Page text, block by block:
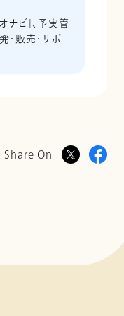
ナビ」、予実管
・販売・サポー
Share On